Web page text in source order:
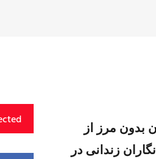
بدون مرز از
زندانی در